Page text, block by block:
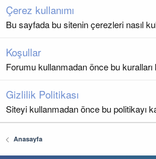
Çerez kullanımı
Bu sayfada bu sitenin çerezleri nasıl
Koşullar
Forumu kullanmadan önce bu
Gizlilik Politikası
Siteyi kullanmadan önce bu politikayı
Anasayfa